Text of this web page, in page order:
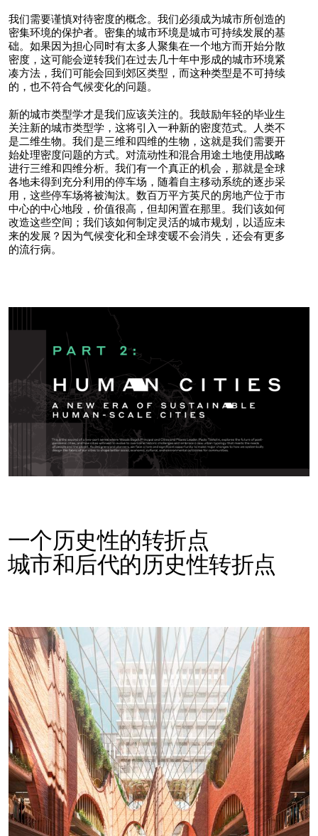
我们需要谨慎对待密度的概念。我们必须成为城市所创造的
密集环境的保护者。密集的城市环境是城市可持续发展的基
础。如果因为担心同时有太多人聚集在一个地方而开始分散
密度，这可能会逆转我们在过去几十年中形成的城市环境紧
凑方法，我们可能会回到郊区类型，而这种类型是不可持续
的，也不符合气候变化的问题。
新的城市类型学才是我们应该关注的。我鼓励年轻的毕业生
关注新的城市类型学，这将引入一种新的密度范式。人类不
是二维生物。我们是三维和四维的生物，这就是我们需要开
始处理密度问题的方式。对流动性和混合用途土地使用战略
进行三维和四维分析。我们有一个真正的机会，那就是全球
各地未得到充分利用的停车场，随着自主移动系统的逐步采
用，这些停车场将被淘汰。数百万平方英尺的房地产位于市
中心的中心地段，价值很高，但却闲置在那里。我们该如何
改造这些空间；我们该如何制定灵活的城市规划，以适应未
来的发展？因为气候变化和全球变暖不会消失，还会有更多
的流行病。
一个历史性的转折点
城市和后代的历史性转折点